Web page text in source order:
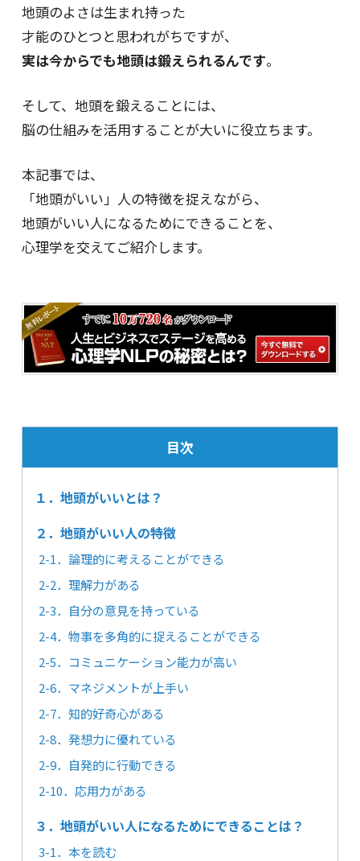
地頭のよさは生まれ持った
才能のひとつと思われがちですが、
実は今からでも地頭は鍛えられるんです。
そして、地頭を鍛えることには、
脳の仕組みを活用することが大いに役立ちます。
本記事では、
「地頭がいい」人の特徴を捉えながら、
地頭がいい人になるためにできることを、
心理学を交えてご紹介します。
目次
１．地頭がいいとは？
２．地頭がいい人の特徴
2-1．論理的に考えることができる
2-2．理解力がある
2-3．自分の意見を持っている
2-4．物事を多角的に捉えることができる
2-5．コミュニケーション能力が高い
2-6．マネジメントが上手い
2-7．知的好奇心がある
2-8．発想力に優れている
2-9．自発的に行動できる
2-10．応用力がある
３．地頭がいい人になるためにできることは？
3-1．本を読む